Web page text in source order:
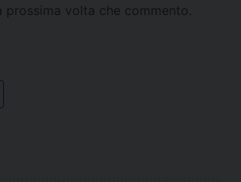
prossima volta che commento.